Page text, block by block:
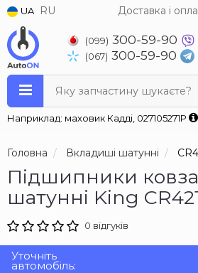
UA RU Доставка і
(099) 300-59-90
(067) 300-59-90
Яку запчастину шукаєте?
Наприклад: маховик Кадді, 027105271P
Головна Вкладиші шатунні
Підшипники
шатунні King
0 відгуків
Уточніть
автомобіль: